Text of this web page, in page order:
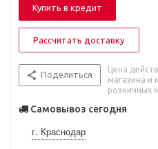
Купить в кредит
Рассчитать доставку
Поделиться
Цена
магазина и
розничных
Самовывоз сегодня
г. Краснодар